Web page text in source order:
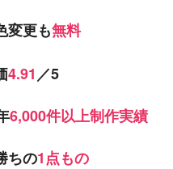
変更も無料
4.91／5
6,000件以上制作実績
ちの1点もの